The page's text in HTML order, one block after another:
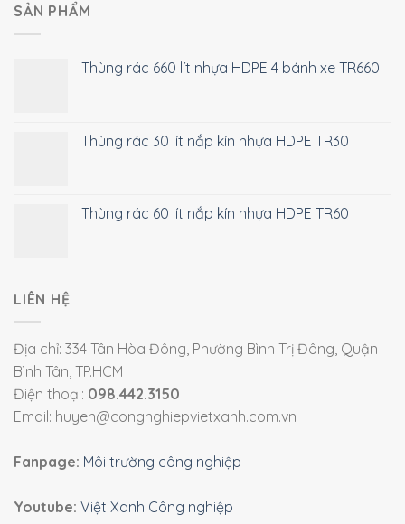
SẢN PHẨM
Thùng rác 660 lít nhựa HDPE 4 bánh xe TR660
Thùng rác 30 lít nắp kín nhựa HDPE TR30
Thùng rác 60 lít nắp kín nhựa HDPE TR60
LIÊN HỆ
Địa chỉ: 334 Tân Hòa Đông, Phường Bình Trị Đông, Quận
Bình Tân, TP.HCM
Điện thoại: 098.442.3150
Email: huyen@congnghiepvietxanh.com.vn
Fanpage: Môi trường công nghiệp
Youtube: Việt Xanh Công nghiệp